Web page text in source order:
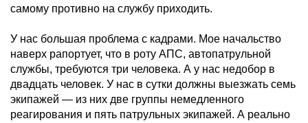
самому противно на службу приходить.
У нас большая проблема с кадрами. Мое начальство
наверх рапортует, что в роту АПС, автопатрульной
службы, требуются три человека. А у нас недобор в
двадцать человек. У нас в сутки должны выезжать семь
экипажей — из них две группы немедленного
реагирования и пять патрульных экипажей. А реально